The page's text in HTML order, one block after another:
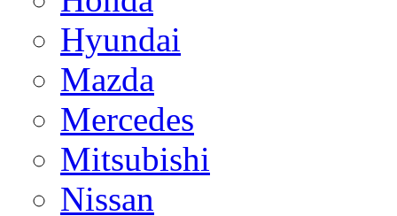
Hyundai
Mazda
Mercedes
Mitsubishi
Nissan